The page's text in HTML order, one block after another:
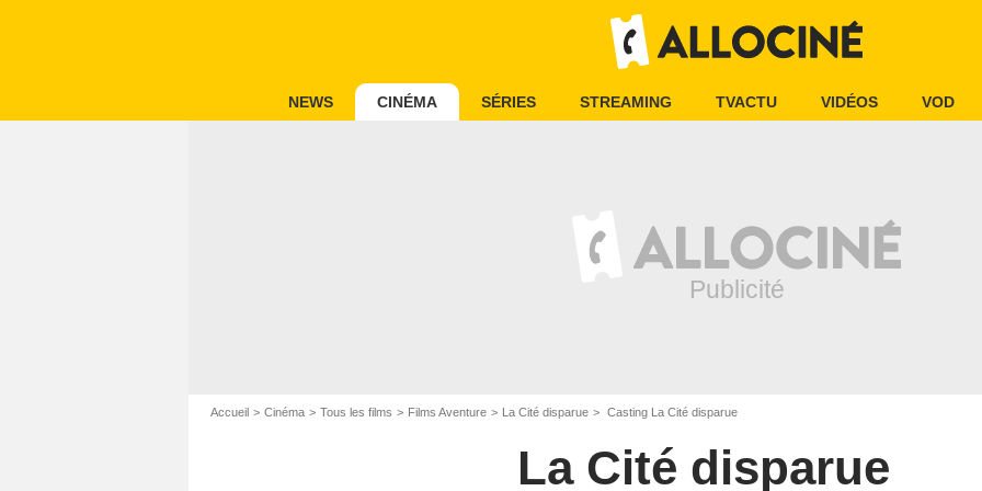
NEWS CINÉMA SÉRIES STREAMING TVACTU VIDÉOS VOD
Accueil Cinéma Tous les films Films Aventure La Cité disparue Casting La Cité disparue
La Cité disparue